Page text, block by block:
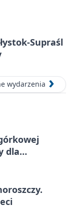
Supraśl
wydarzenia
dla